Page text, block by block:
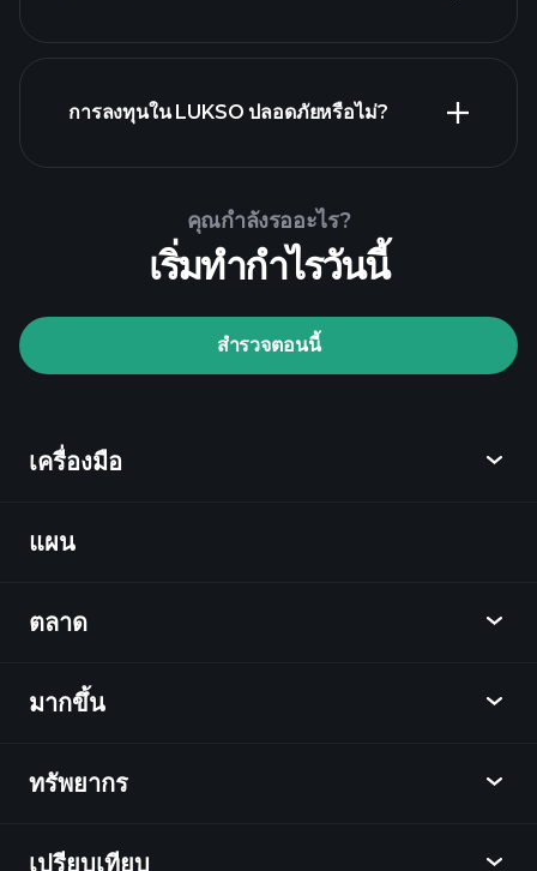
โบรกเกอร์ที่แนะนำ
พอร์ตการลงทุนของมหาเศรษฐี
การลงทุนใน LUKSO ปลอดภัยหรือไม่?
Playtrade Tournaments
พอร์ตการลงทุนของมหาเศรษฐี
คุณกำลังรออะไร?
เริ่มทำกำไรวันนี้
สำรวจตอนนี้
เครื่องมือ
ค้นพบ
ศูนย์กลางการเรียนรู้
แผน
ตลาด
ภาพรวม
ดัชนี
มากขึ้น
เป็นพันธมิตร
ทรัพยากร
ศูนย์ช่วยเหลือ
เปรียบเทียบ